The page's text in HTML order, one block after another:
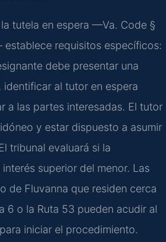
tutela en espera —Va. Code §
requisitos específicos:
debe presentar una
al tutor en espera
a las partes interesadas. El tutor
y estar dispuesto a asumir
tribunal evaluará si la
superior del menor. Las
de Fluvanna que residen cerca
6 o la Ruta 53 pueden acudir al
iniciar el procedimiento.